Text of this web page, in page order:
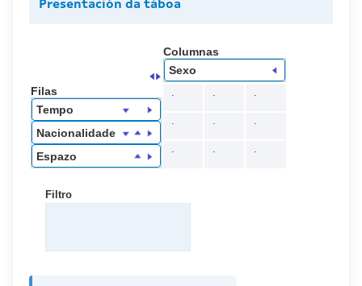
Presentación da táboa
Columnas
Sexo
Filas
Tempo
Nacionalidade
Espazo
Filtro